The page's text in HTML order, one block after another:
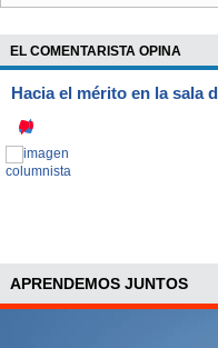
una caída mensual de
del transporte aéreo
licuado, que descendió
Por otra parte, destacó el
EL COMENTARISTA OPINA
Hacia el mérito en la sala
APRENDEMOS JUNTOS